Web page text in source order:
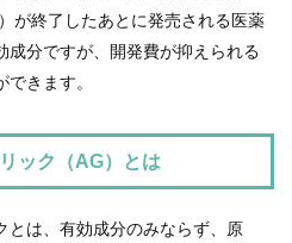
が終了したあとに発売される医薬
成分ですが、開発費が抑えられる
きます。
ック（AG）とは
とは、有効成分のみならず、原